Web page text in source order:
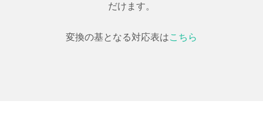
だけます。
変換の基となる対応表はこちら